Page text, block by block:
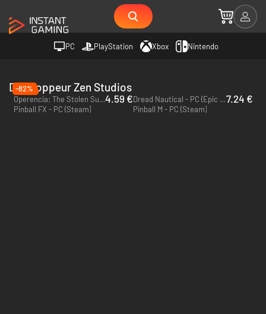
PC PlayStation Xbox Nintendo
Développeur Zen Studios
-82%
Operencia: The Stolen Sun - PC (Steam)4.59 € Dread Nautical - PC (Epic Games)7.24 €
Pinball FX - PC (Steam) Pinball M - PC (Steam)